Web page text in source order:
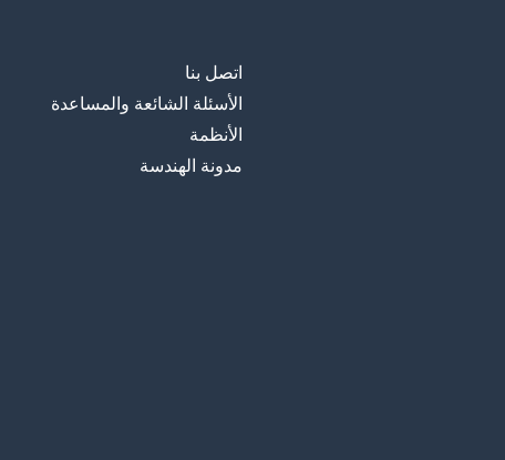
اتصل بنا
الأسئلة الشائعة والمساعدة
الأنظمة
مدونة الهندسة